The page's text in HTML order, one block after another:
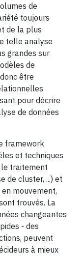
de
toujours
de la plus
telle analyse
grandes sur
de
être
pour décrire
de données
framework
et techniques
traitement
de cluster, ...) et
mouvement,
trouvés. La
changeantes
- des
peuvent
à mieux